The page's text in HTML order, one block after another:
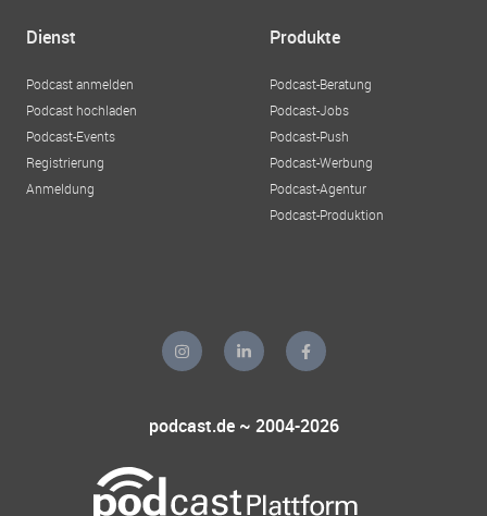
Dienst
Podcast anmelden
Podcast hochladen
Podcast-Events
Registrierung
Anmeldung
Produkte
Podcast-Beratung
Podcast-Jobs
Podcast-Push
Podcast-Werbung
Podcast-Agentur
Podcast-Produktion
podcast.de ~ 2004-2026